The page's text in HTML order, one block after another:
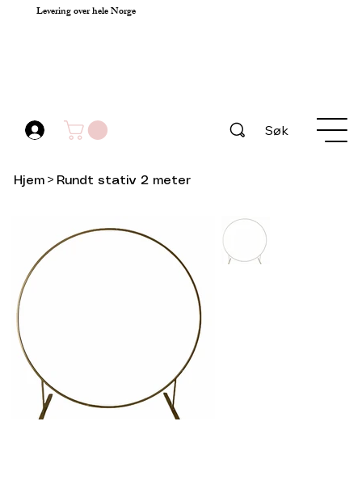
Levering over hele Norge
Søk
Hjem > Rundt stativ 2 meter